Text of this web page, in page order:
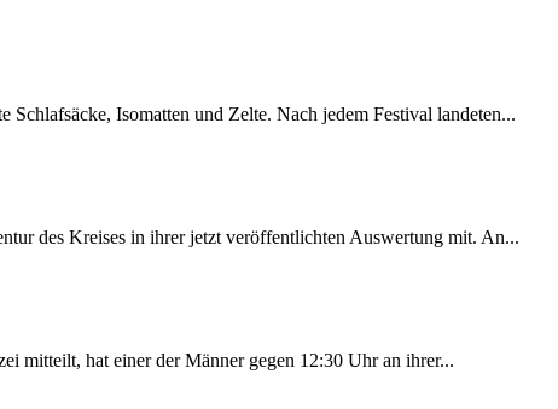
Isomatten und Zelte. Nach jedem Festival landeten...
des Kreises in ihrer jetzt veröffentlichten Auswertung mit. An...
mitteilt, hat einer der Männer gegen 12:30 Uhr an ihrer...